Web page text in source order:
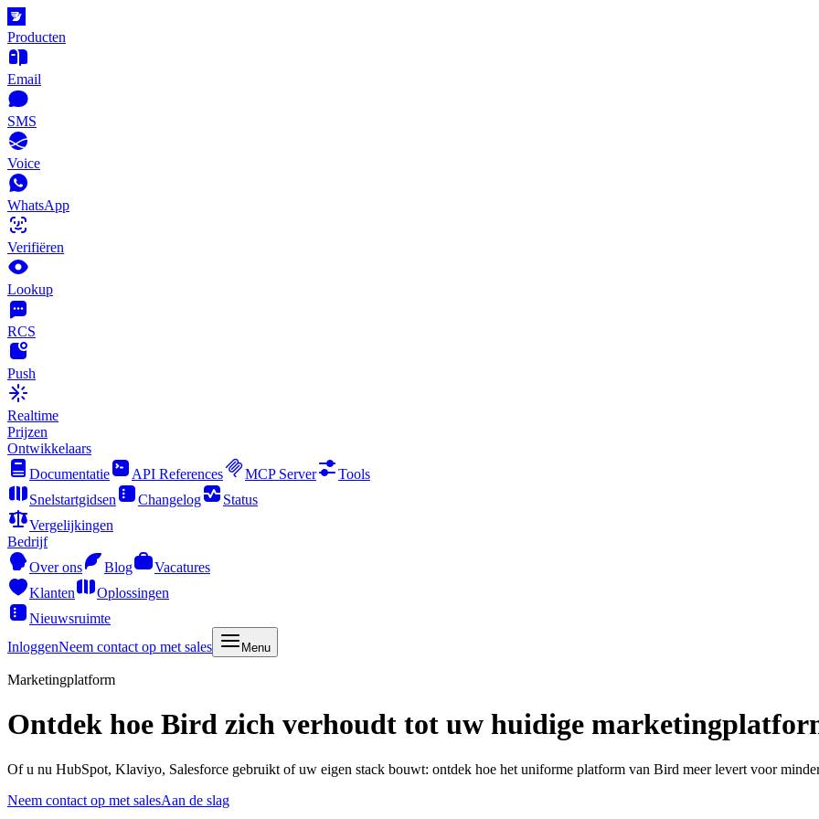
Producten
Email
SMS
Voice
WhatsApp
Verifiëren
Lookup
RCS
Push
Realtime
Prijzen
Ontwikkelaars
Documentatie
API References MCP Server
Tools
Snelstartgidsen
Changelog
Status
Vergelijkingen
Bedrijf
Over ons
Blog
Vacatures
Klanten
Oplossingen
Nieuwsruimte
InloggenNeem contact op met sales Menu
Marketingplatform
Ontdek hoe Bird zich verhoudt tot uw huidige
Of u nu HubSpot, Klaviyo, Salesforce gebruikt of uw eigen stack bouwt: ontdek hoe het uniforme platform van Bird meer levert voor
Neem contact op met salesAan de slag